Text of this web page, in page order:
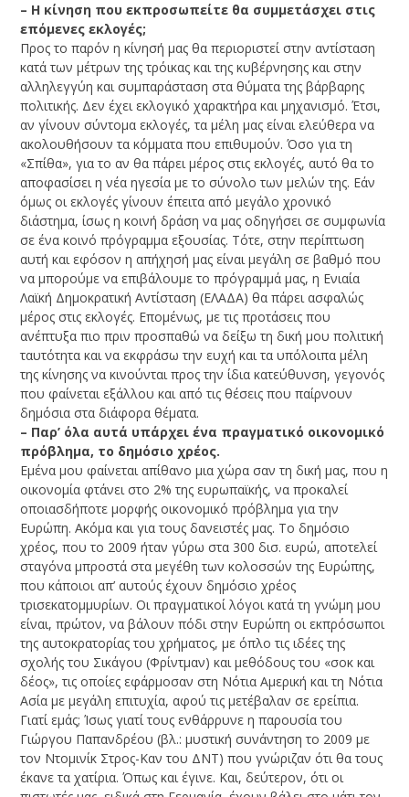
– Η κίνηση που εκπροσωπείτε θα συμμετάσχει στις
επόμενες εκλογές;
Προς το παρόν η κίνησή μας θα περιοριστεί στην αντίσταση
κατά των μέτρων της τρόικας και της κυβέρνησης και στην
αλληλεγγύη και συμπαράσταση στα θύματα της βάρβαρης
πολιτικής. Δεν έχει εκλογικό χαρακτήρα και μηχανισμό. Έτσι,
αν γίνουν σύντομα εκλογές, τα μέλη μας είναι ελεύθερα να
ακολουθήσουν τα κόμματα που επιθυμούν. Όσο για τη
«Σπίθα», για το αν θα πάρει μέρος στις εκλογές, αυτό θα το
αποφασίσει η νέα ηγεσία με το σύνολο των μελών της. Εάν
όμως οι εκλογές γίνουν έπειτα από μεγάλο χρονικό
διάστημα, ίσως η κοινή δράση να μας οδηγήσει σε συμφωνία
σε ένα κοινό πρόγραμμα εξουσίας. Τότε, στην περίπτωση
αυτή και εφόσον η απήχησή μας είναι μεγάλη σε βαθμό που
να μπορούμε να επιβάλουμε το πρόγραμμά μας, η Ενιαία
Λαϊκή Δημοκρατική Αντίσταση (ΕΛΑΔΑ) θα πάρει ασφαλώς
μέρος στις εκλογές. Επομένως, με τις προτάσεις που
ανέπτυξα πιο πριν προσπαθώ να δείξω τη δική μου πολιτική
ταυτότητα και να εκφράσω την ευχή και τα υπόλοιπα μέλη
της κίνησης να κινούνται προς την ίδια κατεύθυνση, γεγονός
που φαίνεται εξάλλου και από τις θέσεις που παίρνουν
δημόσια στα διάφορα θέματα.
– Παρ’ όλα αυτά υπάρχει ένα πραγματικό οικονομικό
πρόβλημα, το δημόσιο χρέος.
Εμένα μου φαίνεται απίθανο μια χώρα σαν τη δική μας, που η
οικονομία φτάνει στο 2% της ευρωπαϊκής, να προκαλεί
οποιασδήποτε μορφής οικονομικό πρόβλημα για την
Ευρώπη. Ακόμα και για τους δανειστές μας. Το δημόσιο
χρέος, που το 2009 ήταν γύρω στα 300 δισ. ευρώ, αποτελεί
σταγόνα μπροστά στα μεγέθη των κολοσσών της Ευρώπης,
που κάποιοι απ’ αυτούς έχουν δημόσιο χρέος
τρισεκατομμυρίων. Οι πραγματικοί λόγοι κατά τη γνώμη μου
είναι, πρώτον, να βάλουν πόδι στην Ευρώπη οι εκπρόσωποι
της αυτοκρατορίας του χρήματος, με όπλο τις ιδέες της
σχολής του Σικάγου (Φρίντμαν) και μεθόδους του «σοκ και
δέος», τις οποίες εφάρμοσαν στη Νότια Αμερική και τη Νότια
Ασία με μεγάλη επιτυχία, αφού τις μετέβαλαν σε ερείπια.
Γιατί εμάς; Ίσως γιατί τους ενθάρρυνε η παρουσία του
Γιώργου Παπανδρέου (βλ.: μυστική συνάντηση το 2009 με
τον Ντομινίκ Στρος-Καν του ΔΝΤ) που γνώριζαν ότι θα τους
έκανε τα χατίρια. Όπως και έγινε. Και, δεύτερον, ότι οι